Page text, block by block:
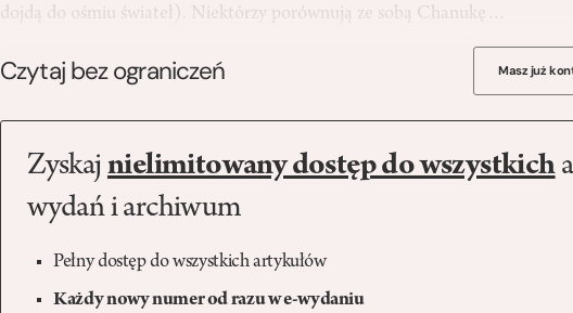
dojdą do ośmiu świateł). Niektórzy porównują ze sobą Chanukę…
Czytaj bez ograniczeń Masz już
Zyskaj nielimitowany dostęp do wszystkich
wydań i archiwum
Pełny dostęp do wszystkich artykułów
Każdy nowy numer od razu w e-wydaniu